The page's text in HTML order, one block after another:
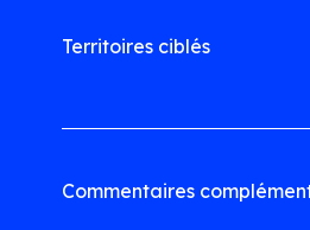
Territoires ciblés
Commentaires